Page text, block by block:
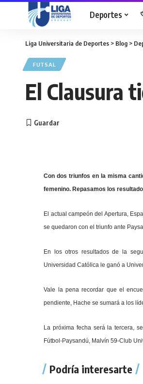
Deportes
Liga Universitaria de Deportes > Blog >
FUTSAL
El Clausura
Con dos triunfos en la misma
femenino. Repasamos los
El actual campeón del Apertura,
se quedaron con el triunfo ante
En los otros resultados de la
Universidad Católica le ganó a
Vale la pena recordar que el
pendiente, Hache se sumará a los
La próxima fecha será la tercera,
Fútbol-Paysandú, Malvín 59-Club
Podría interesarte